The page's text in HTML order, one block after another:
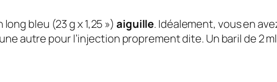
bleu (23 g x 1,25 ») aiguille. Idéalement, vous en
autre pour l’injection proprement dite. Un baril de 2